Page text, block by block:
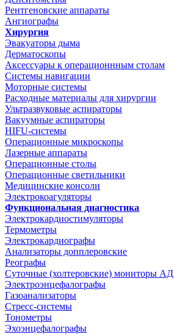
Рентгеновские аппараты
Ангиографы
Хирургия
Эвакуаторы дыма
Дерматоскопы
Аксессуары к операционнным столам
Системы навигации
Моторные системы
Расходные материалы для хирургии
Ультразвуковые аспираторы
Вакуумные аспираторы
HIFU-системы
Операционные микроскопы
Лазерные аппараты
Операционные столы
Операционные светильники
Медицинские консоли
Электрокоагуляторы
Функциональная диагностика
Электрокардиостимуляторы
Термометры
Электрокардиографы
Анализаторы допплеровские
Реографы
Суточные (холтеровские) мониторы АД
Электроэнцефалографы
Газоанализаторы
Стресс-системы
Тонометры
Эхоэнцефалографы